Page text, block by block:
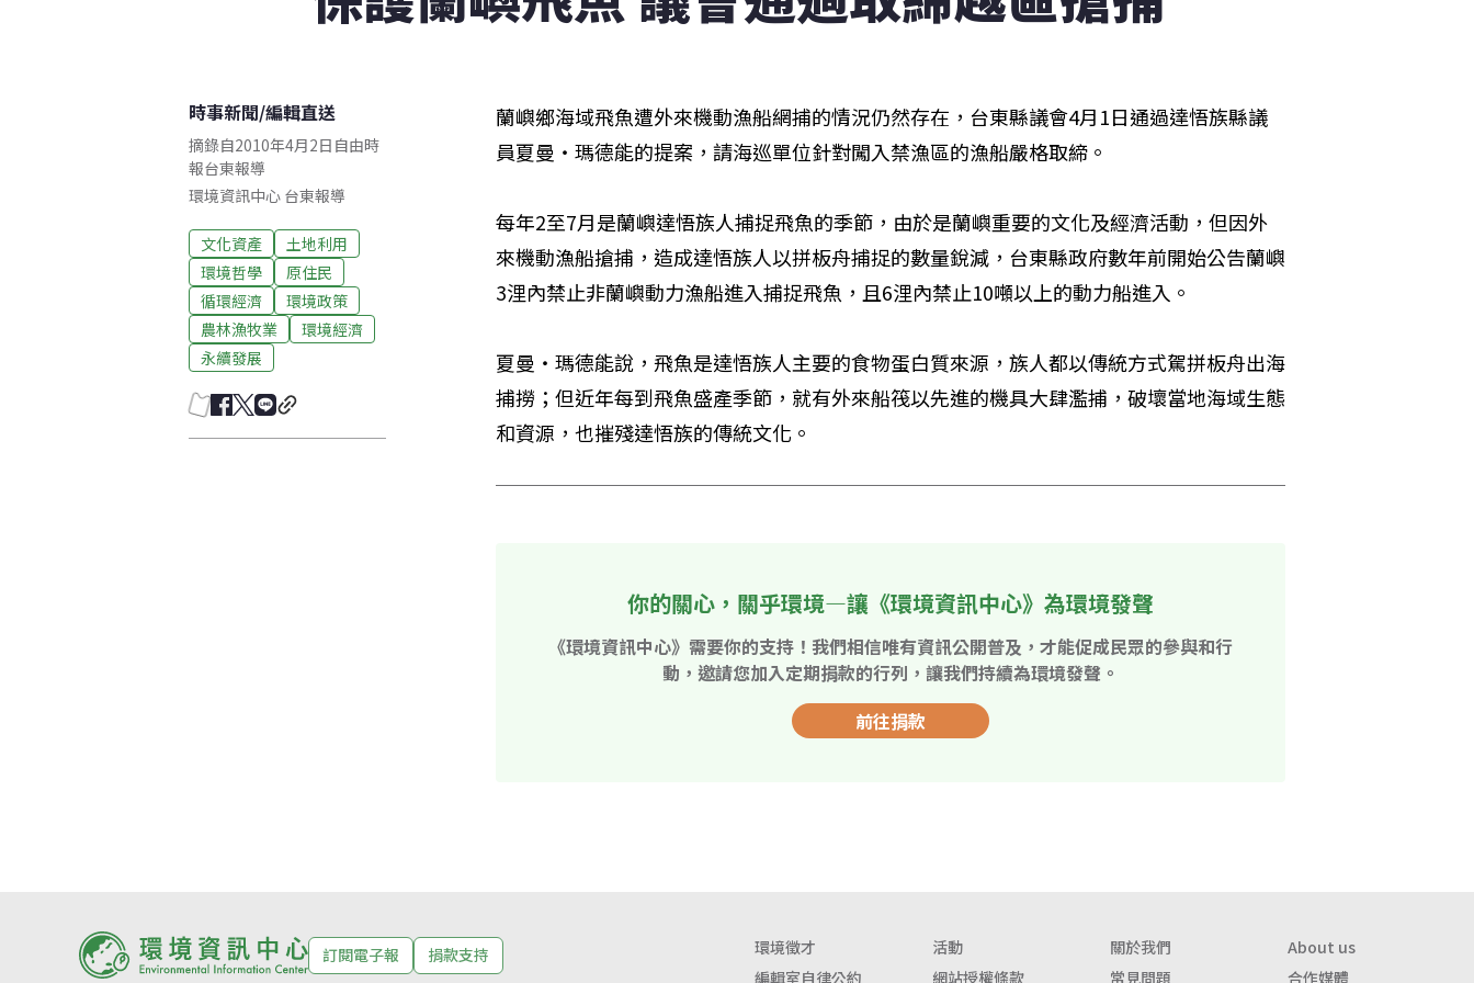
時事新聞/編輯直送
摘錄自2010年4月2日自由時
報台東報導
環境資訊中心 台東報導
文化資產
土地利用
環境哲學
原住民
循環經濟
環境政策
農林漁牧業
環境經濟
永續發展
蘭嶼鄉海域飛魚遭外來機動漁船網捕的情況仍然存在，台東縣議會4月1日通過達悟族縣議
員夏曼‧瑪德能的提案，請海巡單位針對闖入禁漁區的漁船嚴格取締。
每年2至7月是蘭嶼達悟族人捕捉飛魚的季節，由於是蘭嶼重要的文化及經濟活動，但因外
來機動漁船搶捕，造成達悟族人以拼板舟捕捉的數量銳減，台東縣政府數年前開始公告蘭嶼
3浬內禁止非蘭嶼動力漁船進入捕捉飛魚，且6浬內禁止10噸以上的動力船進入。
夏曼‧瑪德能說，飛魚是達悟族人主要的食物蛋白質來源，族人都以傳統方式駕拼板舟出海
捕撈；但近年每到飛魚盛產季節，就有外來船筏以先進的機具大肆濫捕，破壞當地海域生態
和資源，也摧殘達悟族的傳統文化。
你的關心，關乎環境—讓《環境資訊中心》為環境發聲
《環境資訊中心》需要你的支持！我們相信唯有資訊公開普及，才能促成民眾的參與和行
動，邀請您加入定期捐款的行列，讓我們持續為環境發聲。
前往捐款
訂閱電子報 捐款支持 環境徵才 活動 關於我們
About us
編輯室自律公約
網站授權條款 常見問題 合作媒體